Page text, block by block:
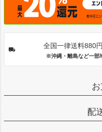
全国一律送料880
※沖縄・離島など一
配